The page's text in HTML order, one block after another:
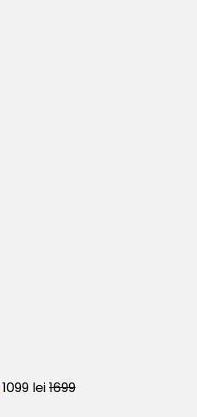
1099 lei1699